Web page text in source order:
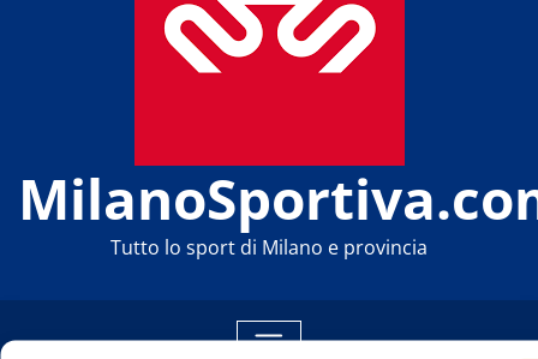
Tutto lo sport di Milano e provincia